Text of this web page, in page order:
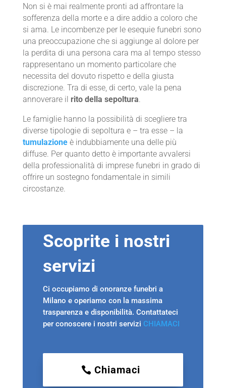
Non si è mai realmente pronti ad affrontare la
sofferenza della morte e a dire addio a coloro che
si ama. Le incombenze per le esequie funebri sono
una preoccupazione che si aggiunge al dolore per
la perdita di una persona cara ma al tempo stesso
rappresentano un momento particolare che
necessita del dovuto rispetto e della giusta
discrezione. Tra di esse, di certo, vale la pena
annoverare il rito della sepoltura.
Le famiglie hanno la possibilità di scegliere tra
diverse tipologie di sepoltura e – tra esse – la
tumulazioneè indubbiamente una delle più
diffuse. Per quanto detto è importante avvalersi
della professionalità di imprese funebri in grado di
offrire un sostegno fondamentale in simili
circostanze.
Scoprite i nostri
servizi
Ci occupiamo di onoranze funebri a
Milano e operiamo con la massima
trasparenza e disponibilità. Contattateci
per conoscere i nostri servizi CHIAMACI
Chiamaci